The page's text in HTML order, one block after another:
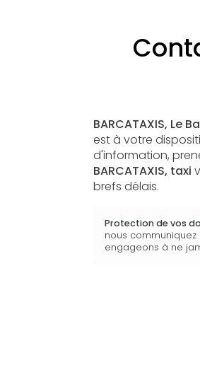
BARCATAXIS, Le
est à votre
d'information,
BARCATAXIS, taxi
brefs délais.
Protection de vos
nous communiquez
engageons à ne